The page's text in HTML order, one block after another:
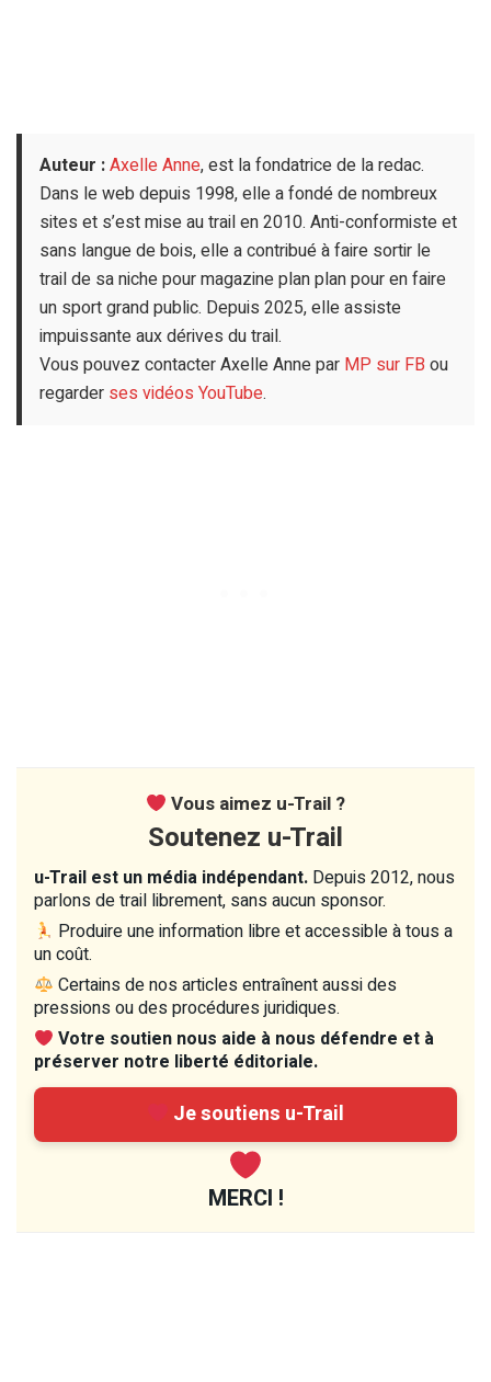
Auteur :Axelle Anne, est la fondatrice de la redac.
Dans le web depuis 1998, elle a fondé de nombreux
sites et s’est mise au trail en 2010. Anti-conformiste et
sans langue de bois, elle a contribué à faire sortir le
trail de sa niche pour magazine plan plan pour en faire
un sport grand public. Depuis 2025, elle assiste
impuissante aux dérives du trail.
Vous pouvez contacter Axelle Anne par MP sur FB ou
regarder ses vidéos YouTube.
Vous aimez u-Trail ?
Soutenez u-Trail
u-Trail est un média indépendant. Depuis 2012, nous
parlons de trail librement, sans aucun sponsor.
Produire une information libre et accessible à tous a
un coût.
Certains de nos articles entraînent aussi des
pressions ou des procédures juridiques.
Votre soutien nous aide à nous défendre et à
préserver notre liberté éditoriale.
Je soutiens u-Trail
MERCI !